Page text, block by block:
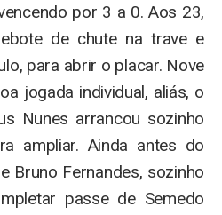
por 3 a 0. Aos 23,
de chute na trave e
para abrir o placar. Nove
jogada individual, aliás, o
Nunes arrancou sozinho
ampliar. Ainda antes do
Bruno Fernandes, sozinho
passe de Semedo